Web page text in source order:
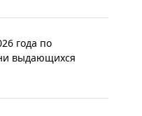
года по
выдающихся